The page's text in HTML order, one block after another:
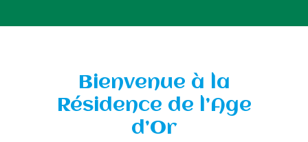
Bienvenue à la
Résidence de l’Age
d’Or